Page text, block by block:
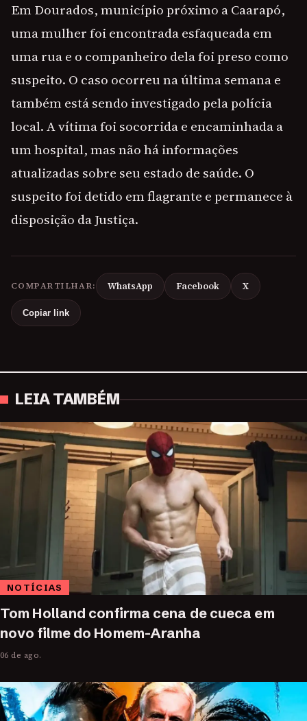
Em Dourados, município próximo a Caarapó,
uma mulher foi encontrada esfaqueada em
uma rua e o companheiro dela foi preso como
suspeito. O caso ocorreu na última semana e
também está sendo investigado pela polícia
local. A vítima foi socorrida e encaminhada a
um hospital, mas não há informações
atualizadas sobre seu estado de saúde. O
suspeito foi detido em flagrante e permanece à
disposição da Justiça.
COMPARTILHAR: WhatsApp Facebook X
Copiar link
LEIA TAMBÉM
NOTÍCIAS
Tom Holland confirma cena de cueca em
novo filme do Homem-Aranha
06 de ago.